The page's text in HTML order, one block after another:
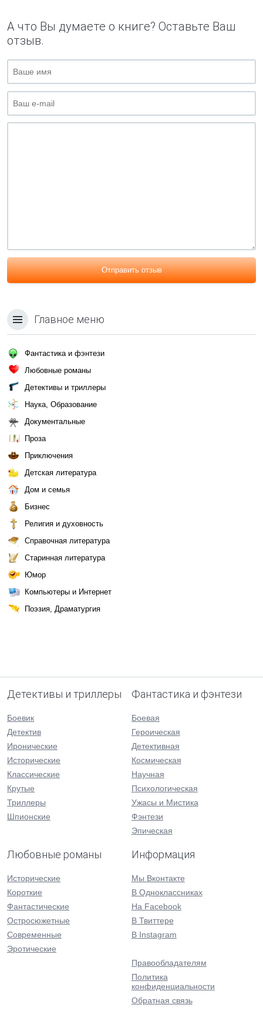
А что Вы думаете о книге? Оставьте Ваш
отзыв.
Отправить отзыв
Главное меню
Фантастика и фэнтези
Любовные романы
Детективы и триллеры
Наука, Образование
Документальные
Проза
Приключения
Детская литература
Дом и семья
Бизнес
Религия и духовность
Справочная литература
Старинная литература
Юмор
Компьютеры и Интернет
Поэзия, Драматургия
Детективы и триллеры
Боевик
Детектив
Иронические
Исторические
Классические
Крутые
Триллеры
Шпионские
Фантастика и фэнтези
Боевая
Героическая
Детективная
Космическая
Научная
Психологическая
Ужасы и Мистика
Фэнтези
Эпическая
Любовные романы
Исторические
Короткие
Фантастические
Остросюжетные
Современные
Эротические
Информация
Мы Вконтакте
В Одноклассниках
На Facebook
В Твиттере
В Instagram
Правообладателям
Политика
конфиденциальности
Обратная связь